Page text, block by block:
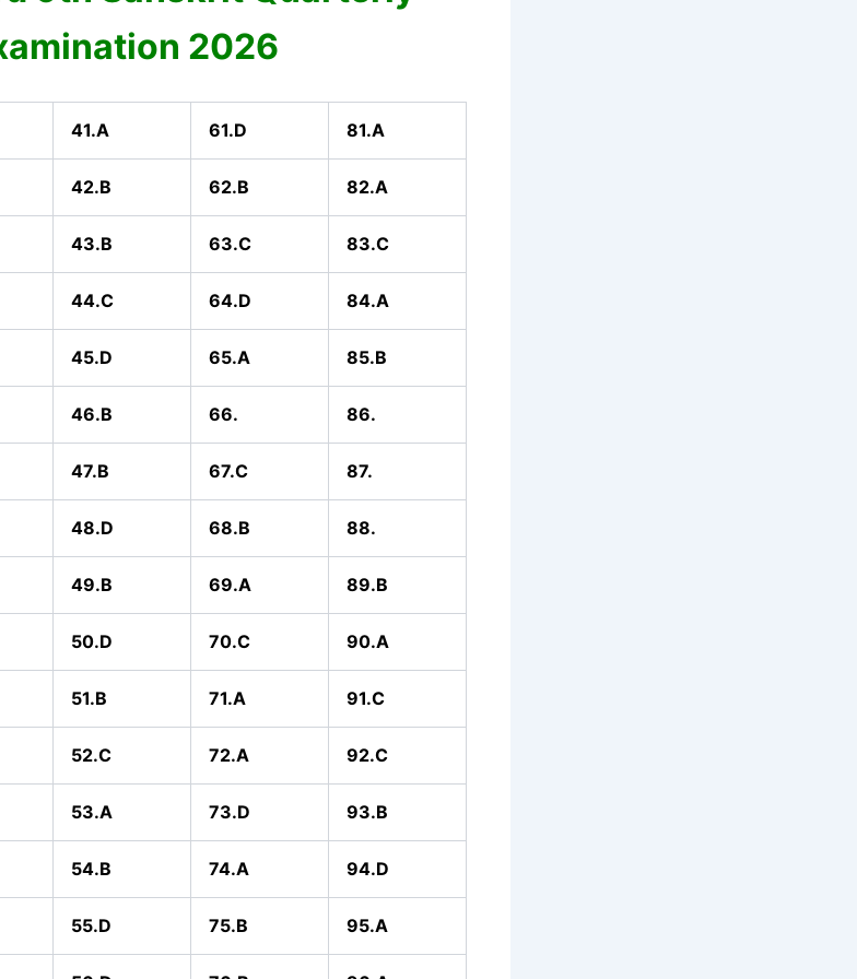
2026
41.A 61.D 81.A
42.B 62.B 82.A
43.B 63.C 83.C
44.C 64.D 84.A
45.D 65.A 85.B
46.B 66. 86.
47.B 67.C 87.
48.D 68.B 88.
49.B 69.A 89.B
50.D 70.C 90.A
51.B 71.A 91.C
52.C 72.A 92.C
53.A 73.D 93.B
54.B 74.A 94.D
55.D 75.B 95.A